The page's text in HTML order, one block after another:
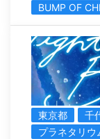
BUMP OF
東京都 千
プラネタリウ